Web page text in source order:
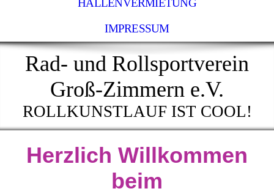
HALLENVERMIETUNG
IMPRESSUM
Rad- und Rollsportverein
Groß-Zimmern e.V.
ROLLKUNSTLAUF IST COOL!
Herzlich Willkommen
beim